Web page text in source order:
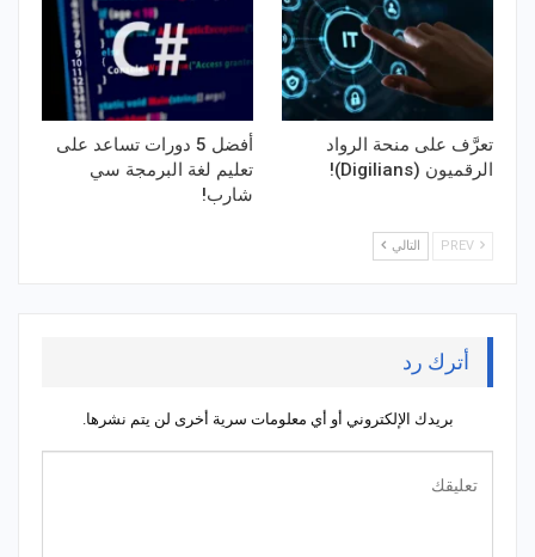
تعرَّف على منحة الرواد
الرقميون (Digilians)!
أفضل 5 دورات تساعد على
تعليم لغة البرمجة سي
شارب!
التالي
أترك رد
بريدك الإلكتروني أو أي معلومات سرية أخرى لن يتم نشرها.